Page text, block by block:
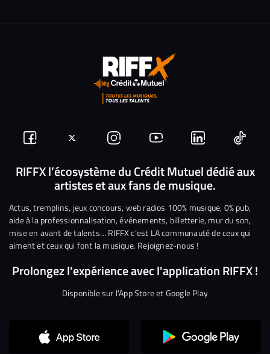
Suivez-
nous
Facebook
Suivez-
nous
sur
Twitter
Nous
rejoindre
sur
Instagram
Nous
rejoindre
sur
YouTube
Nous
rejoindre
sur
Linkedin
Nous
RIFFX l’écosystème du Crédit Mutuel dédié aux
artistes et aux fans de musique.
Actus, tremplins, jeux concours, web radios 100% musique, 0% pub,
aide à la professionnalisation, événements, billetterie, mur du son,
mise en avant de talents… RIFFX c’est LA communauté de ceux qui
aiment et ceux qui font la musique. Rejoignez-nous !
Prolongez l'expérience avec l'application RIFFX !
Disponible sur l'App Store et Google Play